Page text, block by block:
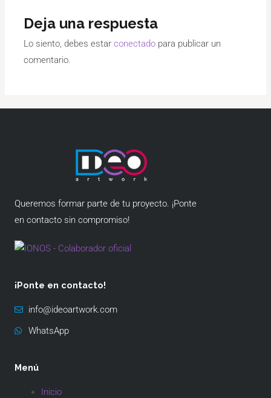
Deja una respuesta
Lo siento, debes estarconectado para publicar un
comentario.
Queremos formar parte de tu proyecto. ¡Ponte
en contacto sin compromiso!
¡Ponte en contacto!
info@ideoartwork.com
WhatsApp
Menú
Inicio